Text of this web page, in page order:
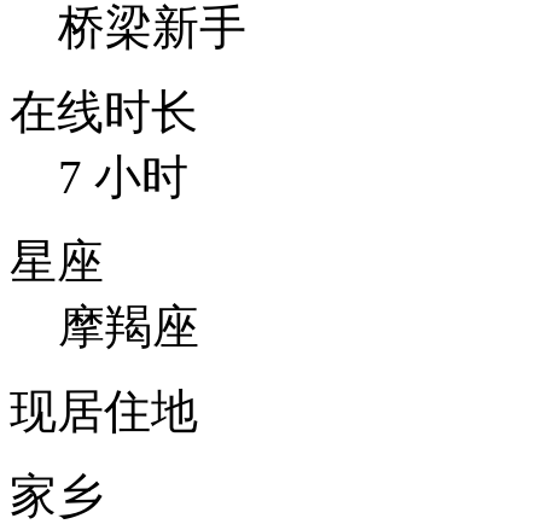
桥梁新手
在线时长
7 小时
星座
摩羯座
现居住地
家乡